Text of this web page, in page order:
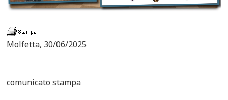
Molfetta, 30/06/2025
comunicato stampa